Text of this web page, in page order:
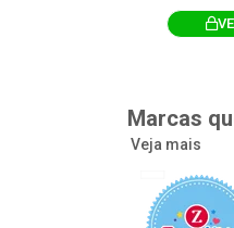
Marcas
Veja mais